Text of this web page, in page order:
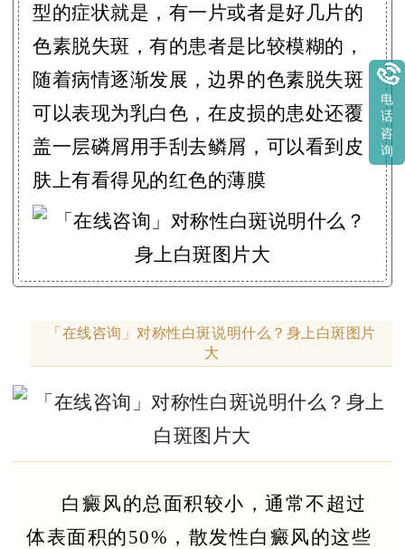
型的症状就是，有一片或者是好几片的
色素脱失斑，有的患者是比较模糊的，
随着病情逐渐发展，边界的色素脱失斑
可以表现为乳白色，在皮损的患处还覆
盖一层磷屑用手刮去鳞屑，可以看到皮
肤上有看得见的红色的薄膜
「在线咨询」对称性白斑说明什么？身上白斑图片
大
白癜风的总面积较小，通常不超过
体表面积的50%，散发性白癜风的这些
电
话
咨
询